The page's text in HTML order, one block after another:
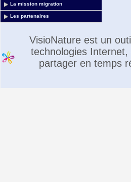
La mission migration
Les partenaires
VisioNature est un
technologies
partager en temps